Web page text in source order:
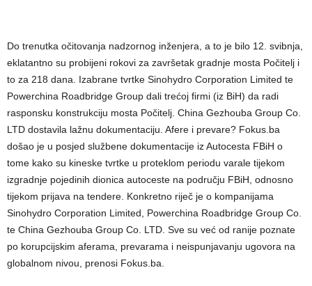
Do trenutka očitovanja nadzornog inženjera, a to je bilo 12. svibnja,
eklatantno su probijeni rokovi za završetak gradnje mosta Počitelj i
to za 218 dana. Izabrane tvrtke Sinohydro Corporation Limited te
Powerchina Roadbridge Group dali trećoj firmi (iz BiH) da radi
rasponsku konstrukciju mosta Počitelj. China Gezhouba Group Co.
LTD dostavila lažnu dokumentaciju. Afere i prevare? Fokus.ba
došao je u posjed službene dokumentacije iz Autocesta FBiH o
tome kako su kineske tvrtke u proteklom periodu varale tijekom
izgradnje pojedinih dionica autoceste na području FBiH, odnosno
tijekom prijava na tendere. Konkretno riječ je o kompanijama
Sinohydro Corporation Limited, Powerchina Roadbridge Group Co.
te China Gezhouba Group Co. LTD. Sve su već od ranije poznate
po korupcijskim aferama, prevarama i neispunjavanju ugovora na
globalnom nivou, prenosi Fokus.ba.